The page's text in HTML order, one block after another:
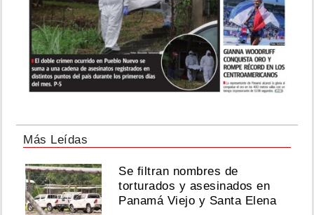
Más Leídas
Se filtran nombres de
torturados y asesinados en
Panamá Viejo y Santa Elena